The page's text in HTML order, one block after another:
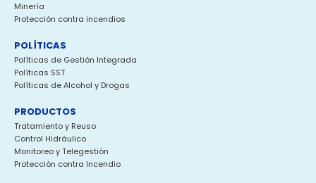
Minería
Protección contra incendios
POLÍTICAS
Políticas de Gestión Integrada
Políticas SST
Políticas de Alcohol y Drogas
PRODUCTOS
Tratamiento y Reuso
Control Hidráulico
Monitoreo y Telegestión
Protección contra Incendio